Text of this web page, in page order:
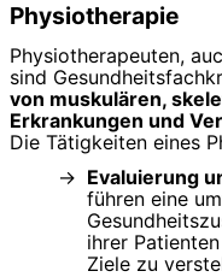
Physiotherapie
Physiotherapeuten,
sind
von muskulären,
Erkrankungen und
Die Tätigkeiten eines
Evaluierung
führen eine
ihrer
Ziele zu